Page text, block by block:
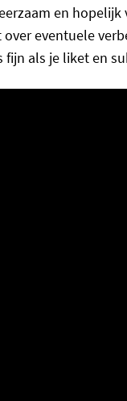
en hopelijk
eventuele
fijn als je liket en